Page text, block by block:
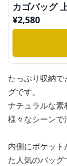
カゴバッグ
¥2,580
たっぷり収納
グです。
ナチュラルな素
様々なシーンで
内側にポケッ
た人気のバッグ